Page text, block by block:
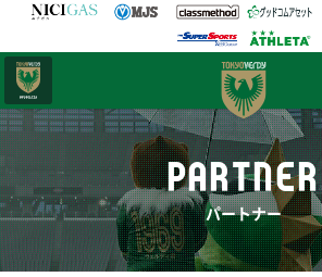
PARTNER
パートナー